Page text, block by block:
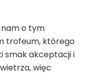
o tym
trofeum, którego
smak akceptacji i
więc